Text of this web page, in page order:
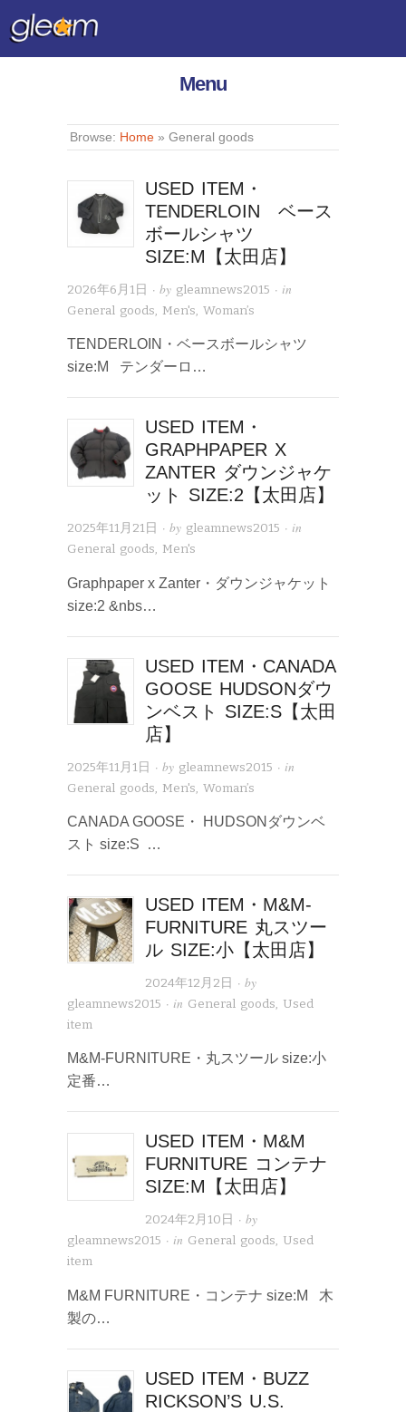
Menu
Browse: Home » General goods
USED ITEM・
TENDERLOIN ベース
ボールシャツ
SIZE:M【太田店】
2026年6月1日 · by gleamnews2015 · in
General goods, Men's, Woman’s
TENDERLOIN・ベースボールシャツ
size:M テンダーロ…
USED ITEM・
GRAPHPAPER X
ZANTER ダウンジャケ
ット SIZE:2【太田店】
2025年11月21日 · by gleamnews2015 · in
General goods, Men's
Graphpaper x Zanter・ダウンジャケット
size:2 &nbs…
USED ITEM・CANADA
GOOSE HUDSONダウ
ンベスト SIZE:S【太田
店】
2025年11月1日 · by gleamnews2015 · in
General goods, Men's, Woman’s
CANADA GOOSE・ HUDSONダウンベ
スト size:S …
USED ITEM・M&M-
FURNITURE 丸スツー
ル SIZE:小【太田店】
2024年12月2日 · by
gleamnews2015 · in General goods, Used
item
M&M-FURNITURE・丸スツール size:小
定番…
USED ITEM・M&M
FURNITURE コンテナ
SIZE:M【太田店】
2024年2月10日 · by
gleamnews2015 · in General goods, Used
item
M&M FURNITURE・コンテナ size:M 木
製の…
USED ITEM・BUZZ
RICKSON’S U.S.